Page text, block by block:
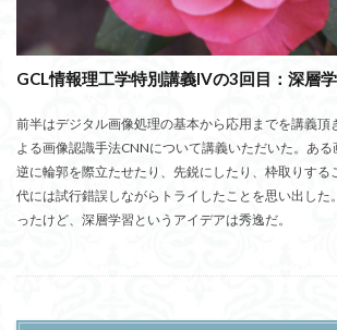
GCL情報理工学特別講義IVの3回目：深層
前半はデジタル画像処理の基本から応用までを講義頂
よる画像認識手法CNNについて講義いただいた。ある
逆に輪郭を際立たせたり、先鋭にしたり、枠取りする
代には試行錯誤しながらトライしたことを思い出した
ったけど、深層学習というアイデアは秀逸だ。